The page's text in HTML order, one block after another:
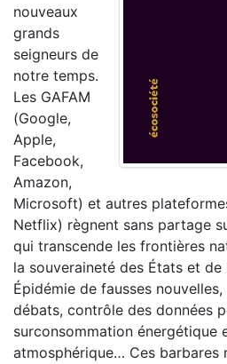
nouveaux
grands
seigneurs de
notre temps.
Les GAFAM
(Google,
Apple,
Facebook,
Amazon,
Microsoft) et autres
Netflix) règnent sans partage
qui transcende les frontières
la souveraineté des États et de
Épidémie de fausses
débats, contrôle des données
surconsommation énergétique
atmosphérique… Ces barbares